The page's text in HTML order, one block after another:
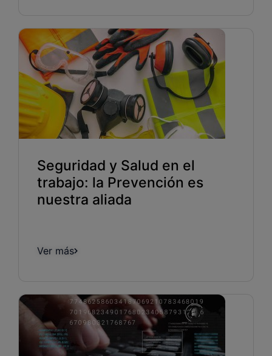
Seguridad y Salud en el
trabajo: la Prevención es
nuestra aliada
Ver más